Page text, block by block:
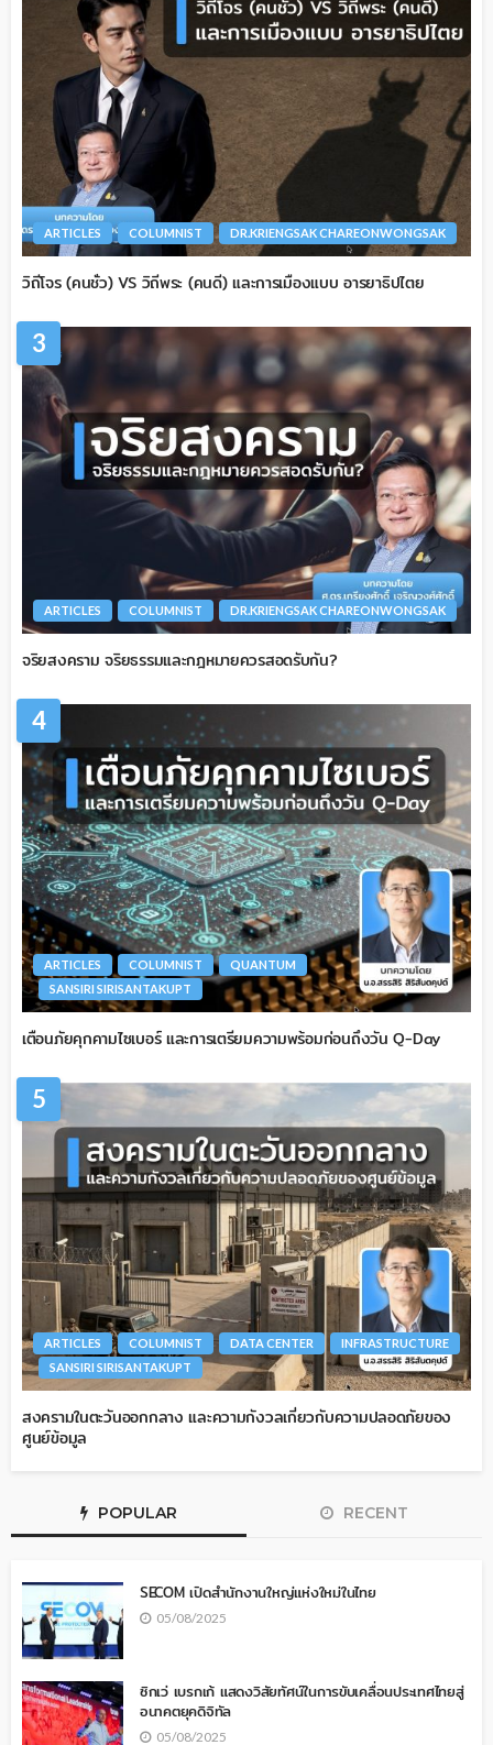
ARTICLES COLUMNIST DR.KRIENGSAK CHAREONWONGSAK
วิถีโจร (คนชั่ว) VS วิถีพระ (คนดี) และการเมืองแบบ อารยาธิปไตย
3
ARTICLES COLUMNIST DR.KRIENGSAK CHAREONWONGSAK
จริยสงคราม จริยธรรมและกฎหมายควรสอดรับกัน?
4
ARTICLES COLUMNIST
QUANTUM
SANSIRI SIRISANTAKUPT
เตือนภัยคุกคามไซเบอร์ และการเตรียมความพร้อมก่อนถึงวัน Q-Day
5
ARTICLES COLUMNIST DATA CENTER
INFRASTRUCTURE
SANSIRI SIRISANTAKUPT
สงครามในตะวันออกกลาง และความกังวลเกี่ยวกับความปลอดภัยของ
ศูนย์ข้อมูล
POPULAR RECENT
SECOM เปิดสำนักงานใหญ่แห่งใหม่ในไทย
05/08/2025
ซิกเว่ เบรกเก้ แสดงวิสัยทัศน์ในการขับเคลื่อนประเทศไทยสู่
อนาคตยุคดิจิทัล
05/08/2025